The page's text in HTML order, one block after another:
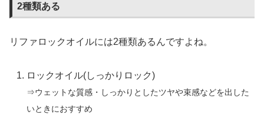
2種類ある
リファロックオイルには2種類あるんですよね。
ロックオイル(しっかりロック)
⇒ウェットな質感・しっかりとしたツヤや束感などを出した
いときにおすすめ